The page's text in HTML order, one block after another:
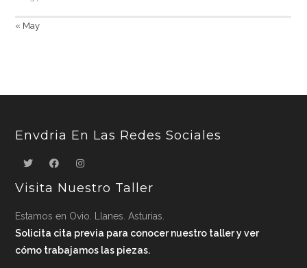
« May
Envdria En Las Redes Sociales
Visita Nuestro Taller
Estamos en Ovio. Llanes. Asturias.
Solicita cita previa para conocer nuestro taller y ver
cómo trabajamos las piezas.